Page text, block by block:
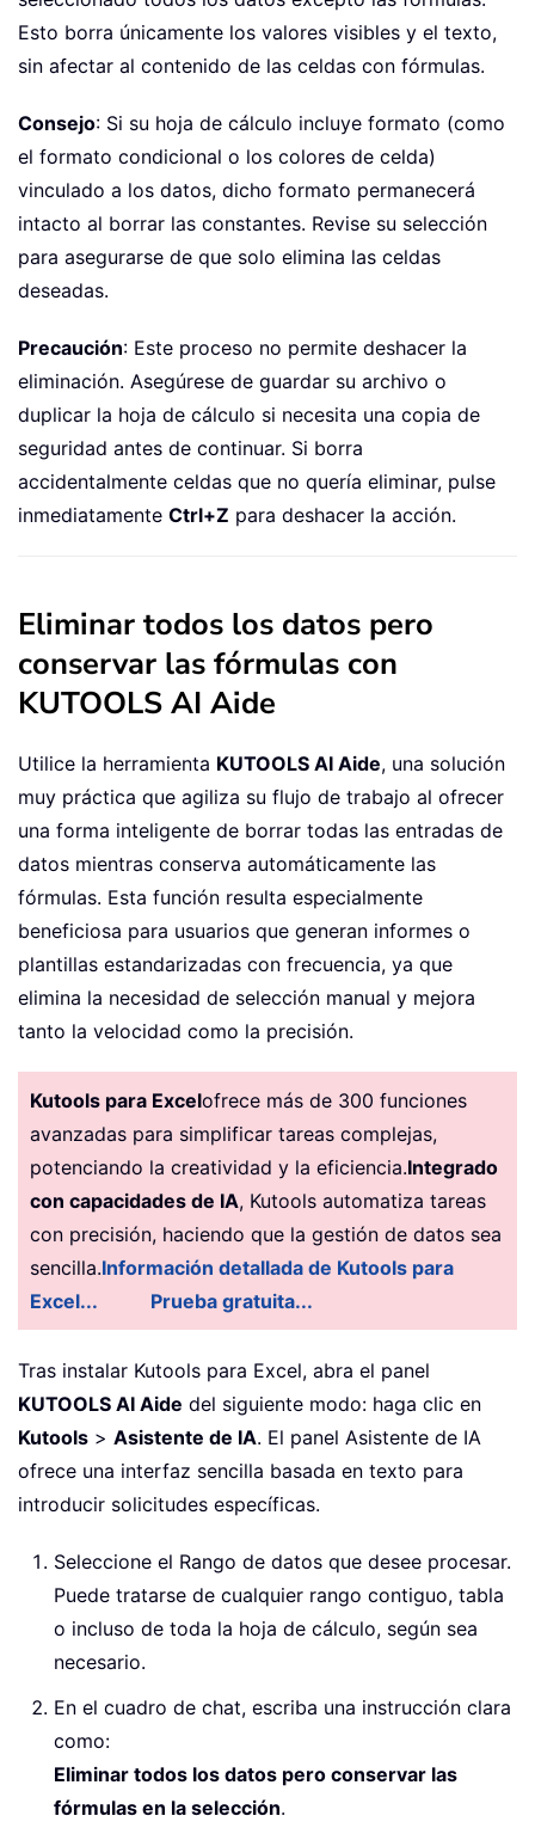
Esto borra únicamente los valores visibles y el texto,
sin afectar al contenido de las celdas con fórmulas.
Consejo: Si su hoja de cálculo incluye formato (como
el formato condicional o los colores de celda)
vinculado a los datos, dicho formato permanecerá
intacto al borrar las constantes. Revise su selección
para asegurarse de que solo elimina las celdas
deseadas.
Precaución: Este proceso no permite deshacer la
eliminación. Asegúrese de guardar su archivo o
duplicar la hoja de cálculo si necesita una copia de
seguridad antes de continuar. Si borra
accidentalmente celdas que no quería eliminar, pulse
inmediatamente Ctrl+Z para deshacer la acción.
Eliminar todos los datos pero
conservar las fórmulas con
KUTOOLS AI Aide
Utilice la herramienta KUTOOLS AI Aide, una solución
muy práctica que agiliza su flujo de trabajo al ofrecer
una forma inteligente de borrar todas las entradas de
datos mientras conserva automáticamente las
fórmulas. Esta función resulta especialmente
beneficiosa para usuarios que generan informes o
plantillas estandarizadas con frecuencia, ya que
elimina la necesidad de selección manual y mejora
tanto la velocidad como la precisión.
Kutools para Excelofrece más de 300 funciones
avanzadas para simplificar tareas complejas,
potenciando la creatividad y la eficiencia.Integrado
con capacidades de IA, Kutools automatiza tareas
con precisión, haciendo que la gestión de datos sea
sencilla.Información detallada de Kutools para
Excel...
Prueba gratuita...
Tras instalar Kutools para Excel, abra el panel
KUTOOLS AI Aide del siguiente modo: haga clic en
Kutools > Asistente de IA. El panel Asistente de IA
ofrece una interfaz sencilla basada en texto para
introducir solicitudes específicas.
Seleccione el Rango de datos que desee procesar.
Puede tratarse de cualquier rango contiguo, tabla
o incluso de toda la hoja de cálculo, según sea
necesario.
En el cuadro de chat, escriba una instrucción clara
como:
Eliminar todos los datos pero conservar las
fórmulas en la selección.